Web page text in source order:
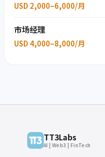
USD 2,000–6,000/月
市场经理
USD 4,000–8,000/月
TT3Labs
AI | Web3 | FinTech